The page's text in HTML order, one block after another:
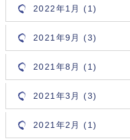
2022年1月 (1)
2021年9月 (3)
2021年8月 (1)
2021年3月 (3)
2021年2月 (1)